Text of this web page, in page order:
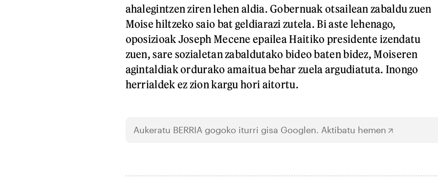
ahalegintzen ziren lehen aldia. Gobernuak otsailean zabaldu zuen
Moise hiltzeko saio bat geldiarazi zutela. Bi aste lehenago,
oposizioak Joseph Mecene epailea Haitiko presidente izendatu
zuen, sare sozialetan zabaldutako bideo baten bidez, Moiseren
agintaldiak ordurako amaitua behar zuela argudiatuta. Inongo
herrialdek ez zion kargu hori aitortu.
Aukeratu BERRIA gogoko iturri gisa Googlen. Aktibatu hemen